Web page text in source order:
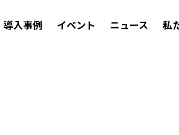
導入事例 イベント ニュース 私